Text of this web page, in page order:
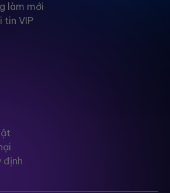
làm mới
tin VIP
định